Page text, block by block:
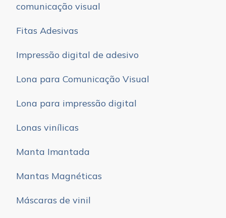
comunicação visual
Fitas Adesivas
Impressão digital de adesivo
Lona para Comunicação Visual
Lona para impressão digital
Lonas vinílicas
Manta Imantada
Mantas Magnéticas
Máscaras de vinil